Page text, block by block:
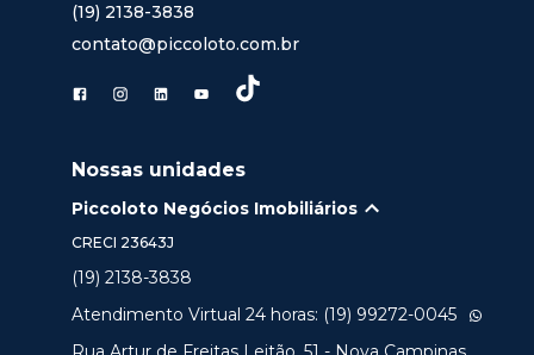
(19) 2138-3838
contato@piccoloto.com.br
Nossas unidades
Piccoloto Negócios Imobiliários
CRECI 23643J
(19) 2138-3838
Atendimento Virtual 24 horas: (19) 99272-0045